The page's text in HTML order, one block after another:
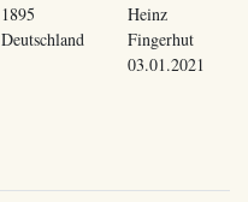
1895
Deutschland
Heinz
Fingerhut
03.01.2021